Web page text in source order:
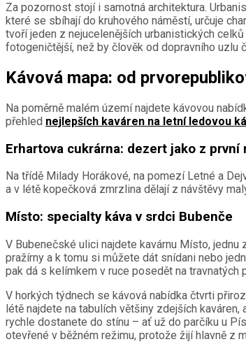
Za pozornost stojí i samotná architektura.
které se sbíhají do kruhového náměstí, určuje
tvoří jeden z nejucelenějších urbanistických
fotogeničtější, než by člověk od dopravního uzlu
Kávová mapa: od
Na poměrně malém území najdete kávovou
přehled nejlepších kaváren na letní ledovou
Erhartova cukrárna: dezert jako z první
Na třídě Milady Horákové, na pomezí Letné a
a v létě kopečková zmrzlina dělají z návštěvy
Místo: specialty káva v srdci Bubenče
V Bubenečské ulici najdete kavárnu Místo,
pražírny a k tomu si můžete dát snídani nebo
pak dá s kelímkem v ruce posedět na
V horkých týdnech se kávová nabídka čtvrti
létě najdete na tabulích většiny zdejších
rychle dostanete do stínu – ať už do parčíku u
otevřené v běžném režimu, protože žijí hlavně z